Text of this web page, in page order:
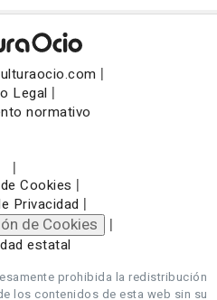
|
Legal |
normativo
|
Cookies |
Privacidad |
de Cookies |
estatal
prohibida la redistribución
los contenidos de esta web sin su